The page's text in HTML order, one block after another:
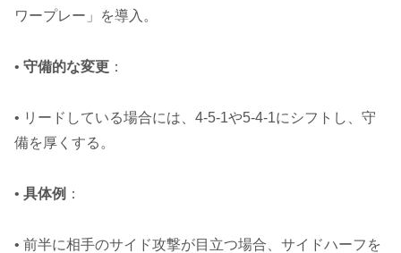
ワープレー」を導入。
• 守備的な変更 ：
• リードしている場合には、4-5-1や5-4-1にシフトし、守
備を厚くする。
• 具体例 ：
• 前半に相手のサイド攻撃が目立つ場合、サイドハーフを